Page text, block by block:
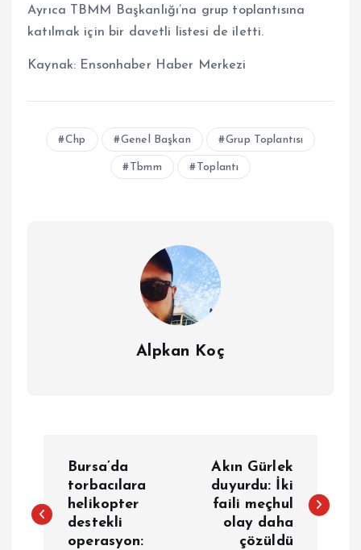
Ayrıca TBMM Başkanlığı’na grup toplantısına
katılmak için bir davetli listesi de iletti.
Kaynak: Ensonhaber Haber Merkezi
Chp Genel Başkan Grup Toplantısı
Tbmm Toplantı
Alpkan Koç
z
Bursa’da
torbacılara
helikopter
destekli
operasyon:
Akın Gürlek
duyurdu: İki
faili meçhul
olay daha
çözüldü